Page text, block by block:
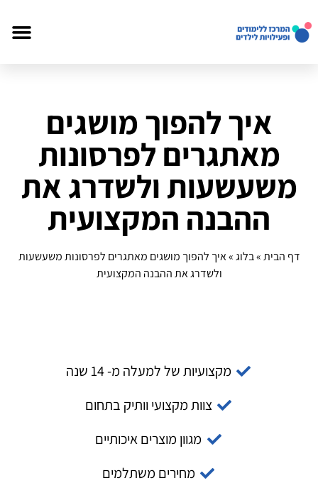
איך להפוך מושגים
מאתגרים לפרסונות
משעשעות ולשדרג את
ההבנה המקצועית
דף הבית»בלוג»איך להפוך מושגים מאתגרים לפרסונות משעשעות
ולשדרג את ההבנה המקצועית
מקצועיות של למעלה מ- 14 שנה
צוות מקצועי וותיק בתחום
מגוון מוצרים איכותיים
מחירים משתלמים